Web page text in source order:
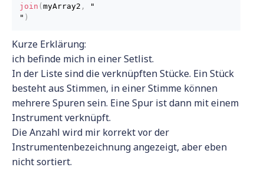
join ( myArray2 ,
"
" )
Kurze Erklärung:
ich befinde mich in einer Setlist.
In der Liste sind die verknüpften Stücke. Ein Stück
besteht aus Stimmen, in einer Stimme können
mehrere Spuren sein. Eine Spur ist dann mit einem
Instrument verknüpft.
Die Anzahl wird mir korrekt vor der
Instrumentenbezeichnung angezeigt, aber eben
nicht sortiert.